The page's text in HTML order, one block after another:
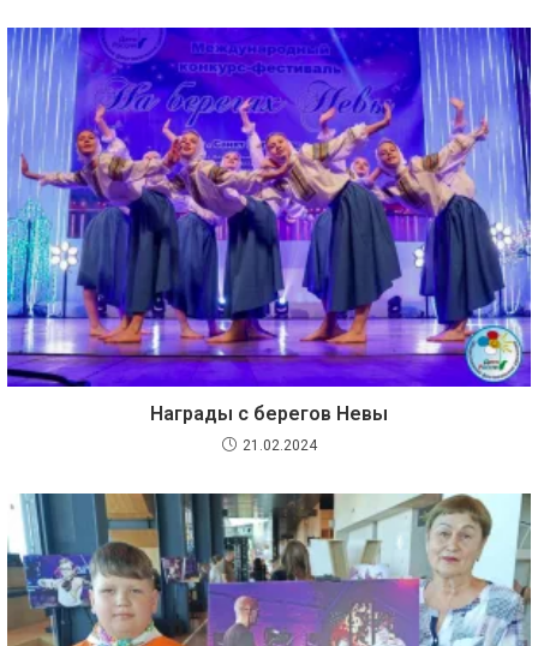
Награды с берегов Невы
21.02.2024